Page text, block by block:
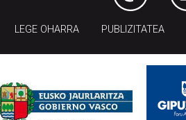
LEGE OHARRA PUBLIZITATEA